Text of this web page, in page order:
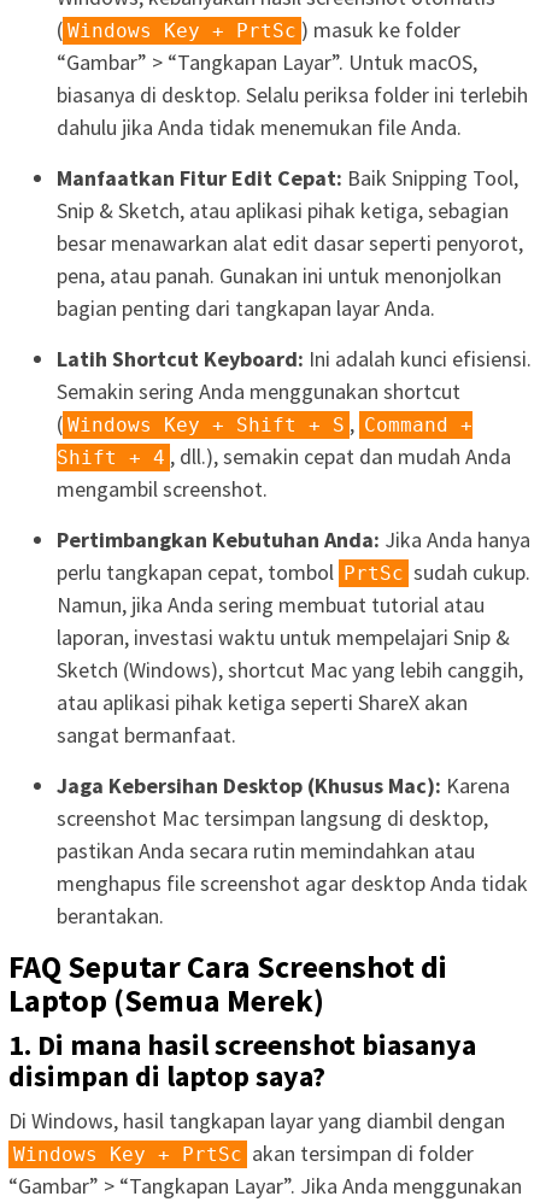
( Windows Key + PrtSc ) masuk ke folder
“Gambar” > “Tangkapan Layar”. Untuk macOS,
biasanya di desktop. Selalu periksa folder ini terlebih
dahulu jika Anda tidak menemukan file Anda.
Manfaatkan Fitur Edit Cepat: Baik Snipping Tool,
Snip & Sketch, atau aplikasi pihak ketiga, sebagian
besar menawarkan alat edit dasar seperti penyorot,
pena, atau panah. Gunakan ini untuk menonjolkan
bagian penting dari tangkapan layar Anda.
Latih Shortcut Keyboard: Ini adalah kunci efisiensi.
Semakin sering Anda menggunakan shortcut
( Windows Key + Shift + S , Command +
Shift + 4 , dll.), semakin cepat dan mudah Anda
mengambil screenshot.
Pertimbangkan Kebutuhan Anda: Jika Anda hanya
perlu tangkapan cepat, tombol PrtSc sudah cukup.
Namun, jika Anda sering membuat tutorial atau
laporan, investasi waktu untuk mempelajari Snip &
Sketch (Windows), shortcut Mac yang lebih canggih,
atau aplikasi pihak ketiga seperti ShareX akan
sangat bermanfaat.
Jaga Kebersihan Desktop (Khusus Mac): Karena
screenshot Mac tersimpan langsung di desktop,
pastikan Anda secara rutin memindahkan atau
menghapus file screenshot agar desktop Anda tidak
berantakan.
FAQ Seputar Cara Screenshot di
Laptop (Semua Merek)
1. Di mana hasil screenshot biasanya
disimpan di laptop saya?
Di Windows, hasil tangkapan layar yang diambil dengan
Windows Key + PrtSc akan tersimpan di folder
“Gambar” > “Tangkapan Layar”. Jika Anda menggunakan